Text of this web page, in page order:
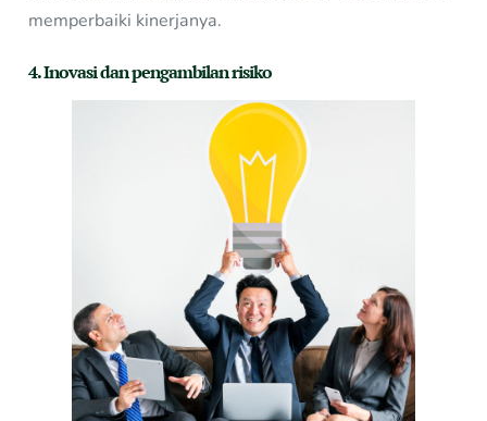
memperbaiki kinerjanya.
4. Inovasi dan pengambilan risiko